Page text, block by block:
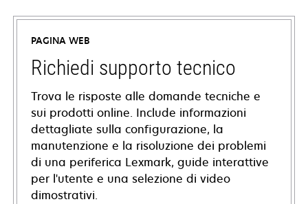
PAGINA WEB
Richiedi supporto tecnico
Trova le risposte alle domande tecniche e
sui prodotti online. Include informazioni
dettagliate sulla configurazione, la
manutenzione e la risoluzione dei problemi
di una periferica Lexmark, guide interattive
per l'utente e una selezione di video
dimostrativi.